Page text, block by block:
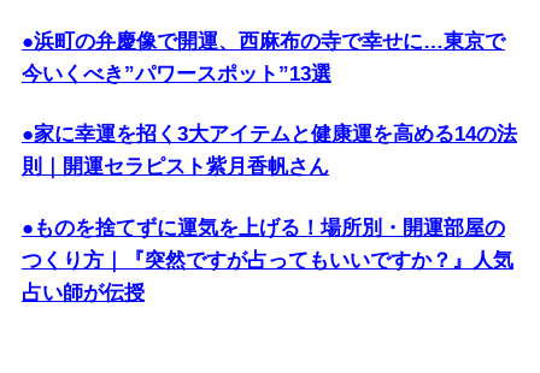
●浜町の弁慶像で開運、西麻布の寺で幸せに…東京で
今いくべき”パワースポット”13選
●家に幸運を招く3大アイテムと健康運を高める14の法
則｜開運セラピスト紫月香帆さん
●ものを捨てずに運気を上げる！場所別・開運部屋の
つくり方｜『突然ですが占ってもいいですか？』人気
占い師が伝授